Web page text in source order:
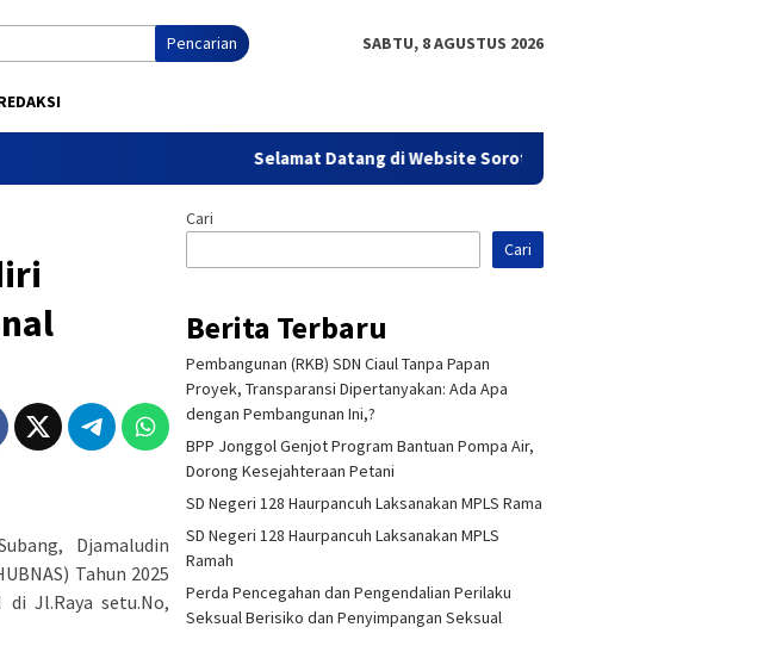
Pencarian SABTU, 8 AGUSTUS 2026
Selamat Datang di Website Sorot Bandung - Aktual Tajam &
Djamaludin
Tahun 2025
Jl.Raya setu.No,
Cari
Cari
Berita Terbaru
Pembangunan (RKB) SDN Ciaul Tanpa Papan
Proyek, Transparansi Dipertanyakan: Ada Apa
dengan Pembangunan Ini,?
BPP Jonggol Genjot Program Bantuan Pompa Air,
Dorong Kesejahteraan Petani
SD Negeri 128 Haurpancuh Laksanakan MPLS Rama
SD Negeri 128 Haurpancuh Laksanakan MPLS
Ramah
Perda Pencegahan dan Pengendalian Perilaku
Seksual Berisiko dan Penyimpangan Seksual